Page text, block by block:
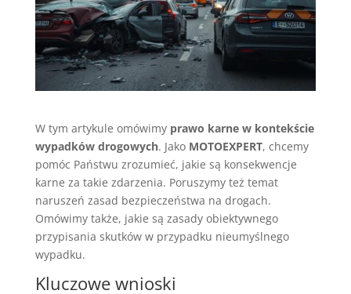
W tym artykule omówimy prawo karne w kontekście
wypadków drogowych. Jako MOTOEXPERT, chcemy
pomóc Państwu zrozumieć, jakie są konsekwencje
karne za takie zdarzenia. Poruszymy też temat
naruszeń zasad bezpieczeństwa na drogach.
Omówimy także, jakie są zasady obiektywnego
przypisania skutków w przypadku nieumyślnego
wypadku.
Kluczowe wnioski